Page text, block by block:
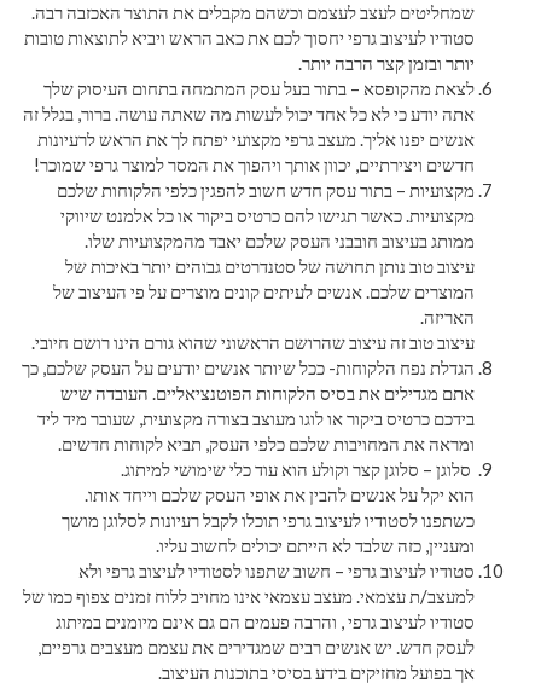
שמחליטים לעצב לעצמם וכשהם מקבלים את התוצר האכזבה רבה.
סטודיו לעיצוב גרפי יחסוך לכם את כאב הראש ויביא לתוצאות טובות
יותר ובזמן קצר הרבה יותר.
לצאת מהקופסא – בתור בעל עסק המתמחה בתחום העיסוק שלך
אתה יודע כי לא כל אחד יכול לעשות מה שאתה עושה. ברור, בגלל זה
אנשים יפנו אליך. מעצב גרפי מקצועי יפתח לך את הראש לרעיונות
חדשים ויצירתיים, יכוון אותך ויהפוך את המסר למוצר גרפי שמוכר!
מקצועיות – בתור עסק חדש חשוב להפגין כלפי הלקוחות שלכם
מקצועיות. כאשר תגישו להם כרטיס ביקור או כל אלמנט שיווקי
ממותג בעיצוב חובבני העסק שלכם יאבד מהמקצועיות שלו.
עיצוב טוב נותן תחושה של סטנדרטים גבוהים יותר באיכות של
המוצרים שלכם. אנשים לעיתים קונים מוצרים על פי העיצוב של
האריזה.
עיצוב טוב זה עיצוב שהרושם הראשוני שהוא גורם הינו רושם חיובי.
הגדלת נפח הלקוחות- ככל שיותר אנשים יודעים על העסק שלכם, כך
אתם מגדילים את בסיס הלקוחות הפוטנציאליים. העובדה שיש
בידכם כרטיס ביקור או לוגו מעוצב בצורה מקצועית, שעובר מיד ליד
ומראה את המחויבות שלכם כלפי העסק, תביא לקוחות חדשים.
סלוגן – סלוגן קצר וקולע הוא עוד כלי שימושי למיתוג.
הוא יקל על אנשים להבין את אופי העסק שלכם וייחד אותו.
כשתפנו לסטודיו לעיצוב גרפי תוכלו לקבל רעיונות לסלוגן מושך
ומעניין, כזה שלבד לא הייתם יכולים לחשוב עליו.
סטודיו לעיצוב גרפי – חשוב שתפנו לסטודיו לעיצוב גרפי ולא
למעצב/ת עצמאי. מעצב עצמאי אינו מחויב ללוח זמנים צפוף כמו של
סטודיו לעיצוב גרפי , והרבה פעמים הם גם אינם מיומנים במיתוג
לעסק חדש. יש אנשים רבים שמגדירים את עצמם מעצבים גרפיים,
אך בפועל מחזיקים בידע בסיסי בתוכנות העיצוב.